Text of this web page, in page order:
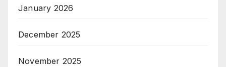
January 2026
December 2025
November 2025